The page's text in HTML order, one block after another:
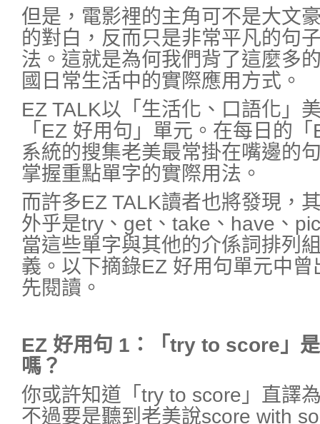
但是，電影裡的主角可不是大文
的對白，反而只是非常平凡的句
法。這就是為何我們背了這麼多
國日常生活中的實際應用方式。
EZ TALK以「生活化、口語化」
「EZ 好用句」單元。在每日的
系統的搜集老美最常掛在嘴邊的
掌握重點單字的實際用法。
而許多EZ TALK讀者也將發現，
外乎是try、get、take、have、
當這些單字與其他的介係詞排列
義。以下摘錄EZ 好用句單元中
先閱讀。
EZ 好用句 1：「try to score」
嗎？
你或許知道「try to score」直譯
不過要是聽到老美說score with